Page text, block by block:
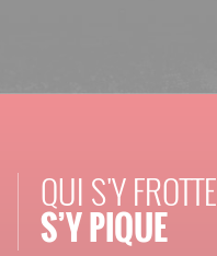
QUI S'Y FROTTE
S’Y PIQUE